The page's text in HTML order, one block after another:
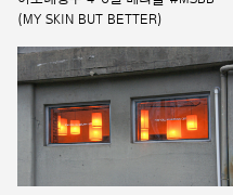
(MY SKIN BUT BETTER)